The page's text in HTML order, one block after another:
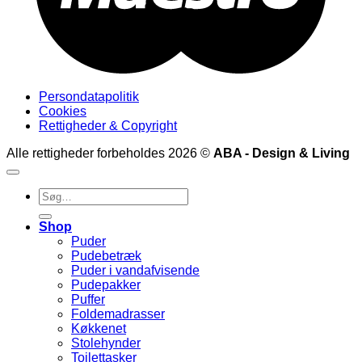
Persondatapolitik
Cookies
Rettigheder & Copyright
Alle rettigheder forbeholdes 2026 © ABA - Design & Living
Søg
efter:
Shop
Puder
Pudebetræk
Puder i vandafvisende
Pudepakker
Puffer
Foldemadrasser
Køkkenet
Stolehynder
Toilettasker